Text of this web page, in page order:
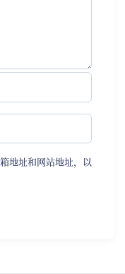
地址和网站地址，以